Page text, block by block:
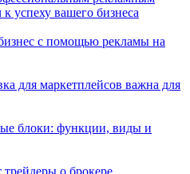
успеху вашего бизнеса
с помощью рекламы на
для маркетплейсов важна для
блоки: функции, виды и
о брокере